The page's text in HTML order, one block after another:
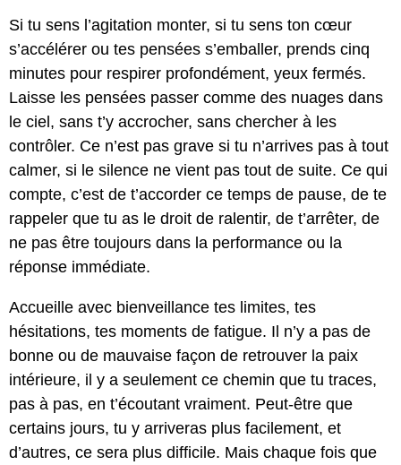
Si tu sens l’agitation monter, si tu sens ton cœur
s’accélérer ou tes pensées s’emballer, prends cinq
minutes pour respirer profondément, yeux fermés.
Laisse les pensées passer comme des nuages dans
le ciel, sans t’y accrocher, sans chercher à les
contrôler. Ce n’est pas grave si tu n’arrives pas à tout
calmer, si le silence ne vient pas tout de suite. Ce qui
compte, c’est de t’accorder ce temps de pause, de te
rappeler que tu as le droit de ralentir, de t’arrêter, de
ne pas être toujours dans la performance ou la
réponse immédiate.
Accueille avec bienveillance tes limites, tes
hésitations, tes moments de fatigue. Il n’y a pas de
bonne ou de mauvaise façon de retrouver la paix
intérieure, il y a seulement ce chemin que tu traces,
pas à pas, en t’écoutant vraiment. Peut-être que
certains jours, tu y arriveras plus facilement, et
d’autres, ce sera plus difficile. Mais chaque fois que